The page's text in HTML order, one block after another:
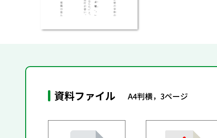
資料ファイル A4判横，3ページ